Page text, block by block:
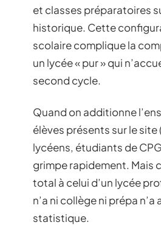
et classes préparatoires
historique. Cette
scolaire complique la
un lycée « pur » qui
second cycle.
Quand on additionne
élèves présents sur le site
lycéens, étudiants de
grimpe rapidement. Mais
total à celui d’un lycée
n’a ni collège ni prépa n’a
statistique.